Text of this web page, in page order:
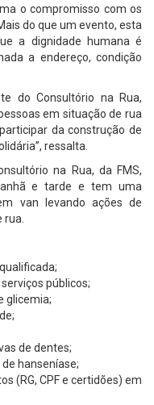
o compromisso com os
do que um evento, esta
a dignidade humana é
a endereço, condição
do Consultório na Rua,
em situação de rua
da construção de
ressalta.
na Rua, da FMS,
e tarde e tem uma
van levando ações de
públicos;
glicemia;
de dentes;
hanseníase;
(RG, CPF e certidões) em